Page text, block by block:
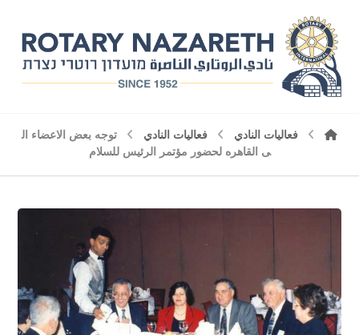
فعاليات النادي فعاليات النادي
توجه بعض الاعضاء ال
ى القاهره لحضور مؤتمر الرئيس للسلام